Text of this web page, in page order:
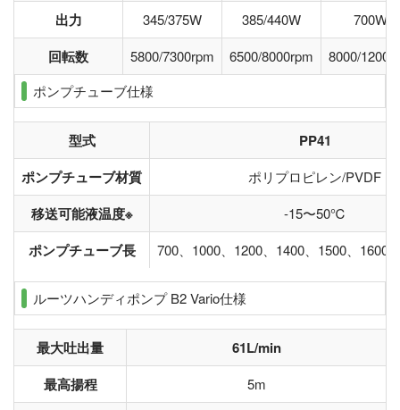
出力 345/375W 385/440W 700W
回転数 5800/7300rpm 6500/8000rpm
8000/
ポンプチューブ仕様
型式
PP41
ポンプチューブ材質
ポリプロピレン/PVDF
移送可能液温度※ -15〜50℃
ポンプチューブ長 700、1000、1200、1400、1500、1600
ルーツハンディポンプ B2 Vario仕様
最大吐出量
61L/min
最高揚程
5m